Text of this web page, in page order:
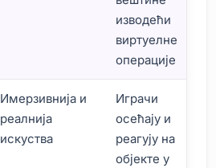
изводећи
виртуелне
операције
Имерзивнија и
реалнија
искуства
Играчи
осећају и
реагују на
објекте у